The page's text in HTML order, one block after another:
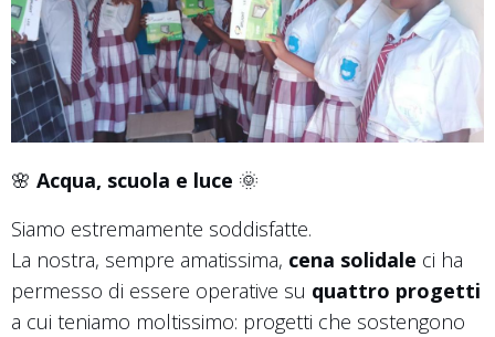
🌸 Acqua, scuola e luce 🌞
Siamo estremamente soddisfatte.
La nostra, sempre amatissima, cena solidale ci ha
permesso di essere operative su quattro progetti
a cui teniamo moltissimo: progetti che sostengono